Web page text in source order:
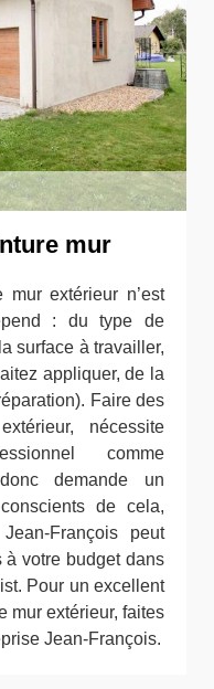
mur
extérieur n’est
: du type de
surface à travailler,
appliquer, de la
Faire des
nécessite
comme
demande un
de cela,
François peut
à votre budget dans
Pour un excellent
mur extérieur, faites
Jean-François.